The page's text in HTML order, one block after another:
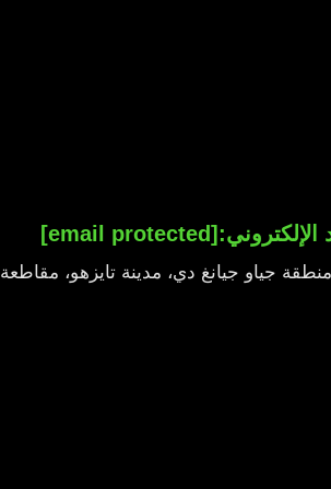
الإلكتروني: [email protected]
منطقة جياو جيانغ دي، مدينة تايزهو، مقاطعة